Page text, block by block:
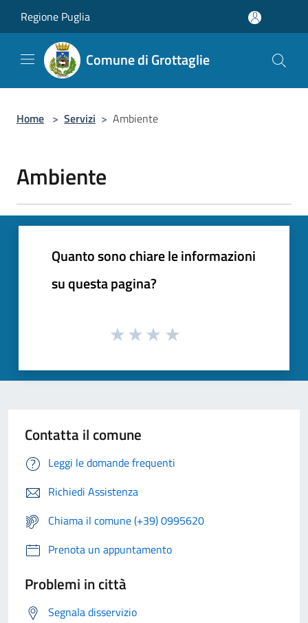
Regione Puglia
Comune di Grottaglie
Home > Servizi > Ambiente
Ambiente
Quanto sono chiare le informazioni
su questa pagina?
Contatta il comune
Leggi le domande frequenti
Richiedi Assistenza
Chiama il comune (+39) 0995620
Prenota un appuntamento
Problemi in città
Segnala disservizio